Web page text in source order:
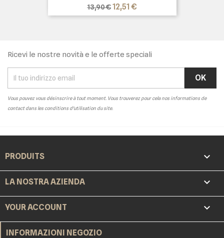
Prezzo
base
13,90 €Prezzo
12,51 €
Ricevi le nostre novità e le offerte speciali
Vous pouvez vous désinscrire à tout moment. Vous trouverez pour cela nos informations de
contact dans les conditions d'utilisation du site.
PRODUITS 
LA NOSTRA AZIENDA 
YOUR ACCOUNT 
INFORMAZIONI NEGOZIO